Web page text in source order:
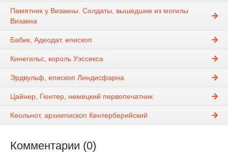
Памятник у Визакны. Солдаты, вышедшие из могилы
Визакна
Бабик, Адеодат, епископ
Кинегильс, король Уэссекса
Эрдвульф, епископ Линдисфарна
Цайнер, Гюнтер, немецкий первопечатник
Кеольнот, архиепископ Кентерберийский
Комментарии (0)